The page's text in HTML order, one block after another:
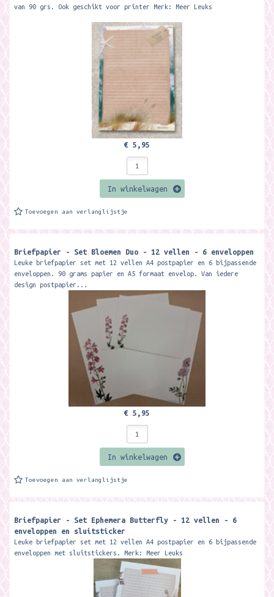
van 90 grs. Ook geschikt voor printer Merk: Meer Leuks
€ 5,95
In winkelwagen
Toevoegen aan verlanglijstje
Briefpapier - Set Bloemen Duo - 12 vellen - 6 enveloppen
Leuke briefpapier set met 12 vellen A4 postpapier en 6 bijpassende
enveloppen. 90 grams papier en A5 formaat envelop. Van iedere
design postpapier...
€ 5,95
In winkelwagen
Toevoegen aan verlanglijstje
Briefpapier - Set Ephemera Butterfly - 12 vellen - 6
enveloppen en sluitsticker
Leuke briefpapier set met 12 vellen A4 postpapier en 6 bijpassende
enveloppen met sluitstickers. Merk: Meer Leuks